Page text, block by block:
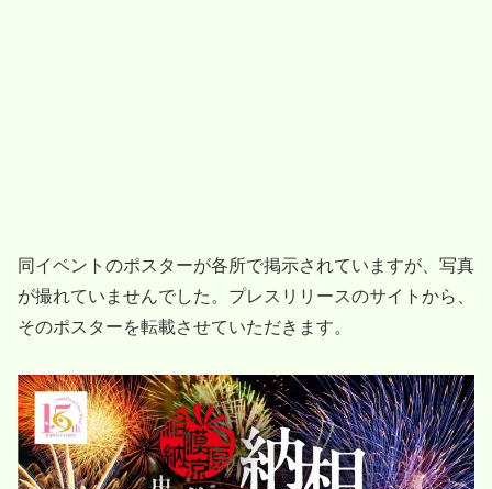
同イベントのポスターが各所で掲示されていますが、写真
が撮れていませんでした。プレスリリースのサイトから、
そのポスターを転載させていただきます。